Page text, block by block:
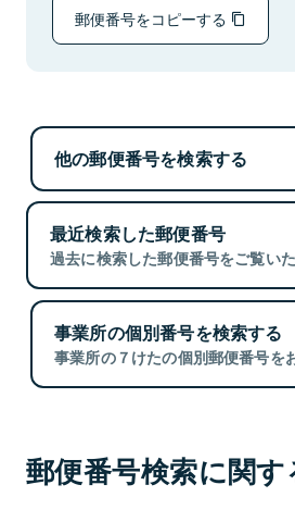
郵便番号をコピーする
他の郵便番号を検索する
最近検索した郵便番号
過去に検索した郵便番号をご覧いた
事業所の個別番号を検索する
事業所の７けたの個別郵便番号を
郵便番号検索に関す